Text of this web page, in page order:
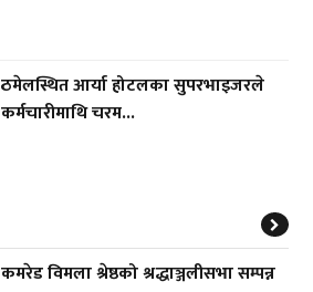
ठमेलस्थित आर्या होटलका सुपरभाइजरले
कर्मचारीमाथि चरम...
कमरेड विमला श्रेष्ठको श्रद्धाञ्जलीसभा सम्पन्न